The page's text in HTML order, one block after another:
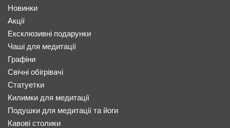
Новинки
Акції
Ексклюзивні подарунки
Чаші для медитації
Графіни
Свічні обігрівачі
Статуетки
Килимки для медитації
Подушки для медитації та йоги
Кавові столики